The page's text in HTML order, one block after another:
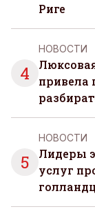
Риге
4
НОВОСТИ
привела
5
НОВОСТИ
Лидеры
услуг